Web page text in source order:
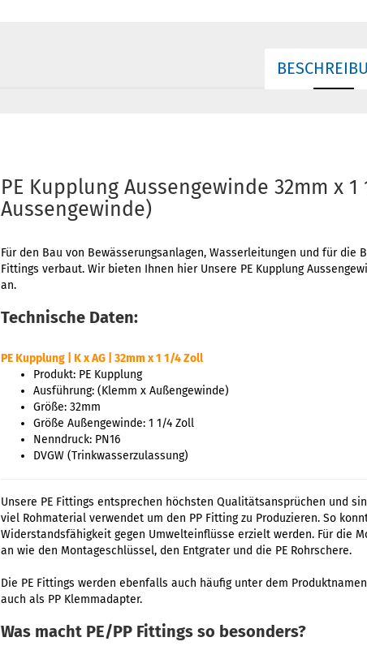
PE Kupplung Aussengewinde 32mm x
Aussengewinde)
Für den Bau von Bewässerungsanlagen, Wasserleitungen und für die
Fittings verbaut. Wir bieten Ihnen hier Unsere PE Kupplung
an.
Technische Daten:
PE Kupplung | K x AG | 32mm x 1 1/4 Zoll
Produkt: PE Kupplung
Ausführung: (Klemm x Außengewinde)
Größe: 32mm
Größe Außengewinde: 1 1/4 Zoll
Nenndruck: PN16
DVGW (Trinkwasserzulassung)
Unsere PE Fittings entsprechen höchsten Qualitätsansprüchen und
viel Rohmaterial verwendet um den PP Fitting zu Produzieren. So
Widerstandsfähigkeit gegen Umwelteinflüsse erzielt werden. Für die
an wie den Montageschlüssel, den Entgrater und die PE Rohrschere.
Die PE Fittings werden ebenfalls auch häufig unter dem
auch als PP Klemmadapter.
Was macht PE/PP Fittings so besonders?